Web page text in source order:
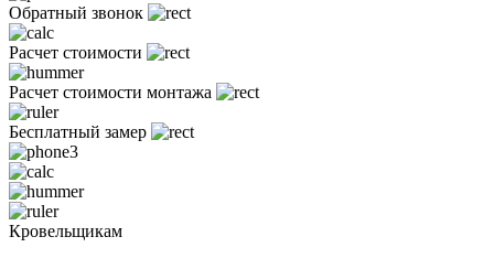
Обратный звонок
Расчет стоимости
Расчет стоимости монтажа
Бесплатный замер
Кровельщикам